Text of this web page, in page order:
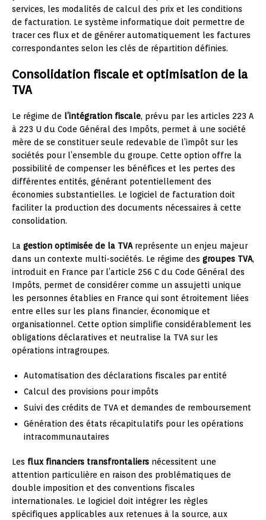
services, les modalités de calcul des prix et les conditions
de facturation. Le système informatique doit permettre de
tracer ces flux et de générer automatiquement les factures
correspondantes selon les clés de répartition définies.
Consolidation fiscale et optimisation de la
TVA
Le régime de l’intégration fiscale, prévu par les articles 223 A
à 223 U du Code Général des Impôts, permet à une société
mère de se constituer seule redevable de l’impôt sur les
sociétés pour l’ensemble du groupe. Cette option offre la
possibilité de compenser les bénéfices et les pertes des
différentes entités, générant potentiellement des
économies substantielles. Le logiciel de facturation doit
faciliter la production des documents nécessaires à cette
consolidation.
La gestion optimisée de la TVAreprésente un enjeu majeur
dans un contexte multi-sociétés. Le régime des groupes TVA,
introduit en France par l’article 256 C du Code Général des
Impôts, permet de considérer comme un assujetti unique
les personnes établies en France qui sont étroitement liées
entre elles sur les plans financier, économique et
organisationnel. Cette option simplifie considérablement les
obligations déclaratives et neutralise la TVA sur les
opérations intragroupes.
Automatisation des déclarations fiscales par entité
Calcul des provisions pour impôts
Suivi des crédits de TVA et demandes de remboursement
Génération des états récapitulatifs pour les opérations
intracommunautaires
Les flux financiers transfrontaliers nécessitent une
attention particulière en raison des problématiques de
double imposition et des conventions fiscales
internationales. Le logiciel doit intégrer les règles
spécifiques applicables aux retenues à la source, aux